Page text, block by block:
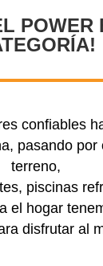
POWER
confiables
pasando
terreno,
piscinas
el hogar
disfrutar al